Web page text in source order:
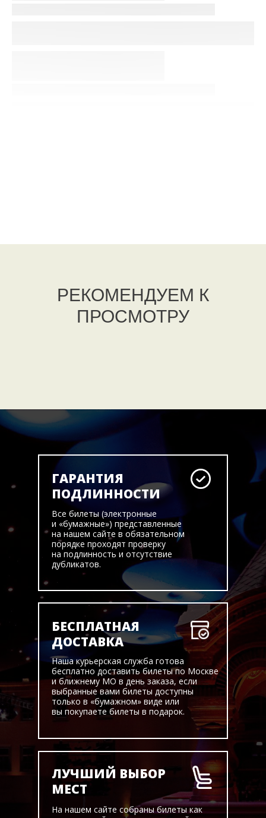
РЕКОМЕНДУЕМ К
ПРОСМОТРУ
Наша курьерская служба готова
бесплатно доставить билеты по Москве
и ближнему МО в день заказа, если
выбранные вами билеты доступны
только в «бумажном» виде или
вы покупаете билеты в подарок.
БЕСПЛАТНАЯ
ДОСТАВКА
ГАРАНТИЯ
ПОДЛИННОСТИ
Все билеты (электронные
и «бумажные») представленные
на нашем сайте в обязательном
порядке проходят проверку
на подлинность и отсутствие
дубликатов.
ЛУЧШИЙ ВЫБОР
МЕСТ
На нашем сайте собраны билеты как